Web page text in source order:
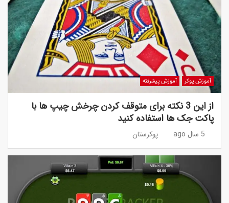
آموزش پوکر آموزش پیشرفته
از این 3 نکته برای متوقف کردن چرخش چیپ ها با
پاکت جک ها استفاده کنید
5 سال ago پوکرستان